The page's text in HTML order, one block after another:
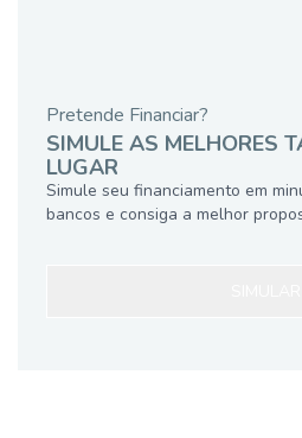
Pretende Financiar?
SIMULE AS MELHORES
LUGAR
Simule seu financiamento em
bancos e consiga a melhor